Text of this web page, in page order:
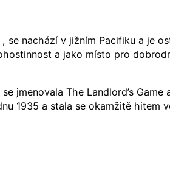
, se nachází v jižním Pacifiku a je
a jako místo pro
jmenovala The Landlord’s
1935 a stala se okamžitě hitem